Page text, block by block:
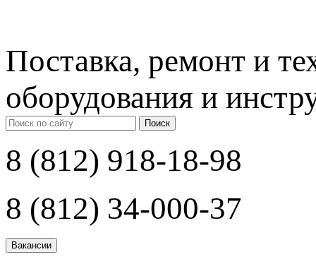
Поставка, ремонт и
оборудования и
Поиск
8 (812) 918-18-98
8 (812) 34-000-37